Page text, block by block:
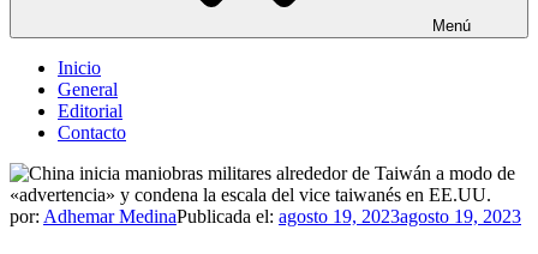
Menú
Inicio
General
Editorial
Contacto
por: Adhemar MedinaPublicada el: agosto 19, 2023agosto 19, 2023